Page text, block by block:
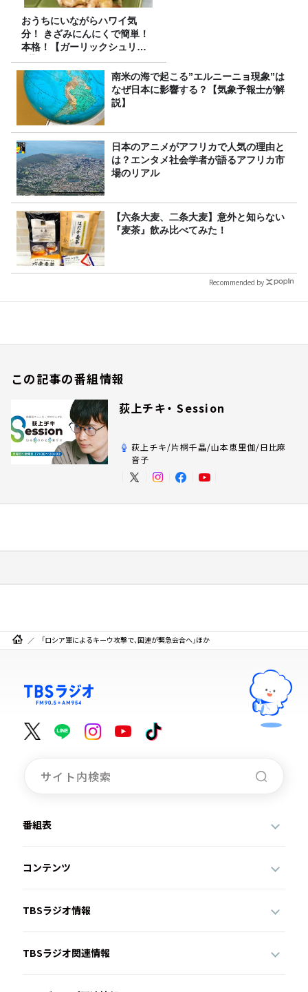
おうちにいながらハワイ気
分！ きざみにんにくで簡単！
本格！【ガーリックシュリン
プ】 桃屋のかんたんレシピ
南米の海で起こる”エルニーニョ現象”は
なぜ日本に影響する？【気象予報士が解
説】
日本のアニメがアフリカで人気の理由と
は？エンタメ社会学者が語るアフリカ市
場のリアル
【六条大麦、二条大麦】意外と知らない
『麦茶』飲み比べてみた！
Recommended by
この記事の番組情報
荻上チキ・ Session
荻上チキ/片桐千晶/山本恵里伽/日比麻
音子
「ロシア軍によるキーウ攻撃で、国連が緊急会合へ」ほか
番組表
コンテンツ
TBSラジオ情報
TBSラジオ関連情報